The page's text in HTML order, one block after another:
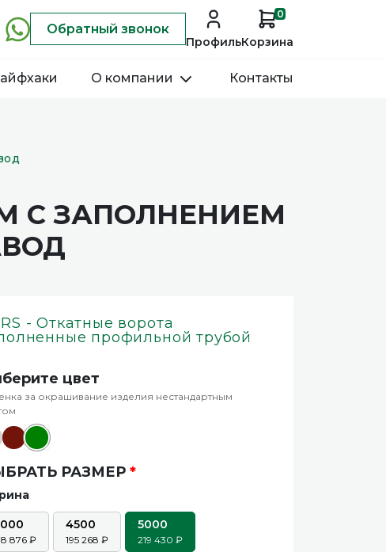
Обратный звонок
Профиль
0
Корзина
О компании Контакты
С ЗАПОЛНЕНИЕМ
- Откатные ворота
профильной трубой
цвет
за окрашивание изделия нестандартным
РАЗМЕР *
876
4500
195 268
5000
219 430